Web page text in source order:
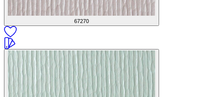
67270